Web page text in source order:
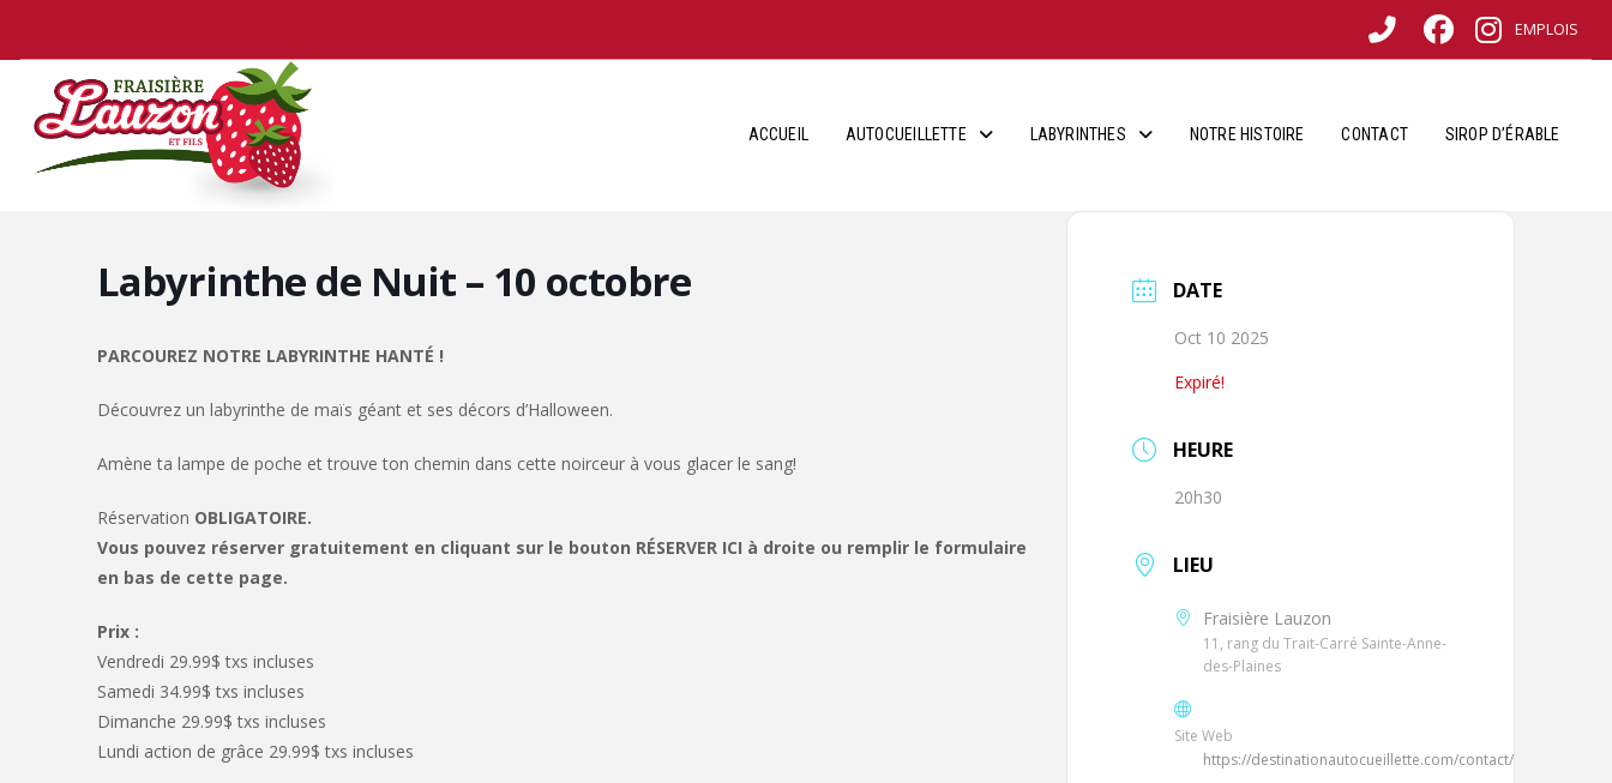
EMPLOIS
ACCUEIL AUTOCUEILLETTE LABYRINTHES NOTRE HISTOIRE CONTACT SIROP D’ÉRABLE
Labyrinthe de Nuit – 10 octobre
PARCOUREZ NOTRE LABYRINTHE HANTÉ !
Découvrez un labyrinthe de maïs géant et ses décors d’Halloween.
Amène ta lampe de poche et trouve ton chemin dans cette noirceur à vous glacer le sang!
Réservation OBLIGATOIRE.
Vous pouvez réserver gratuitement en cliquant sur le bouton RÉSERVER ICI à droite ou remplir le formulaire
en bas de cette page.
Prix :
Vendredi 29.99$ txs incluses
Samedi 34.99$ txs incluses
Dimanche 29.99$ txs incluses
Lundi action de grâce 29.99$ txs incluses
DATE
Oct 10 2025
Expiré!
HEURE
20h30
LIEU
Fraisière Lauzon
11, rang du Trait-Carré Sainte-Anne-
des-Plaines
Site Web
https://destinationautocueillette.com/contact/